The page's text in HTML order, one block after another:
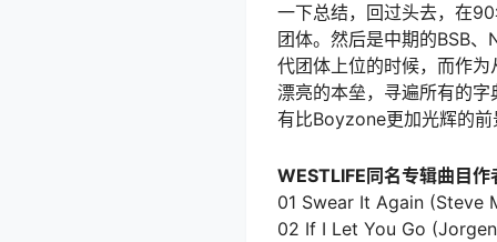
一下总结，回过头去，在
团体。然后是中期的BSB
代团体上位的时候，而作
漂亮的本垒，寻遍所有的
有比Boyzone更加光辉的
WESTLIFE同名专辑曲目作
01 Swear It Again (Steve
02 If I Let You Go